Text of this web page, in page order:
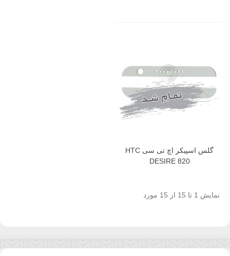
گلس اسپیکر اچ تی سی HTC
DESIRE 820
نمایش 1 تا 15 از 15 مورد